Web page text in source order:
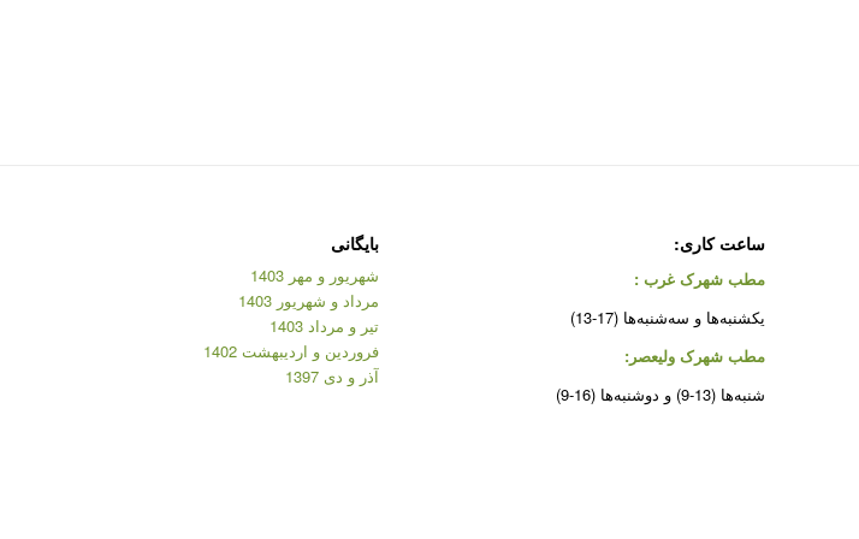
ساعت کاری:
مطب شهرک غرب :
یکشنبه‌ها و سه‌شنبه‌ها (17-13)
مطب شهرک ولیعصر:
شنبه‌ها (13-9) و دوشنبه‌ها (16-9)
بایگانی
شهریور و مهر 1403
مرداد و شهریور 1403
تیر و مرداد 1403
فروردین و اردیبهشت 1402
آذر و دی 1397